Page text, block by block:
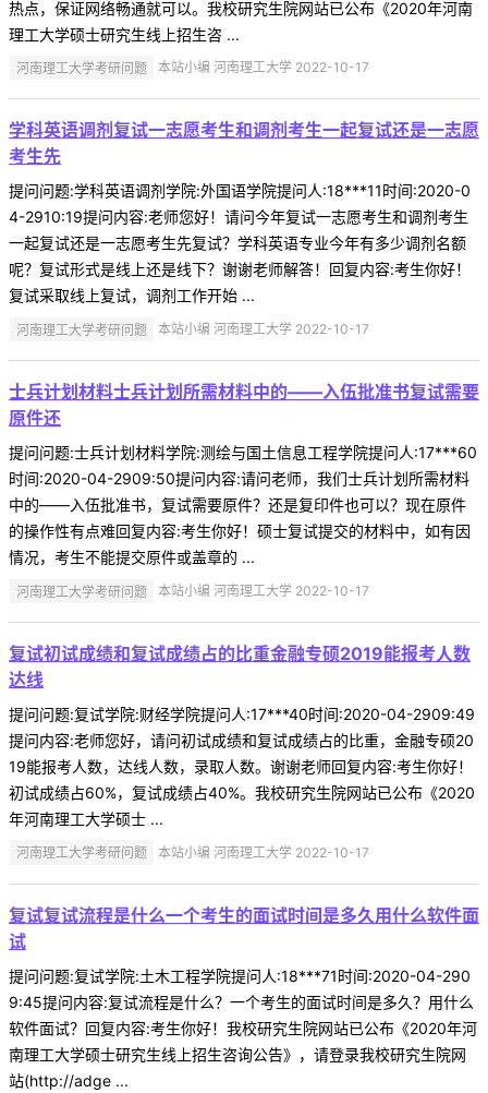
热点，保证网络畅通就可以。我校研究生院网站已公布《2020年河南
理工大学硕士研究生线上招生咨 ...
河南理工大学考研问题 本站小编 河南理工大学 2022-10-17
学科英语调剂复试一志愿考生和调剂考生一起复试还是一志愿
考生先
提问问题:学科英语调剂学院:外国语学院提问人:18***11时间:2020-0
4-2910:19提问内容:老师您好！请问今年复试一志愿考生和调剂考生
一起复试还是一志愿考生先复试？学科英语专业今年有多少调剂名额
呢？复试形式是线上还是线下？谢谢老师解答！回复内容:考生你好！
复试采取线上复试，调剂工作开始 ...
河南理工大学考研问题 本站小编 河南理工大学 2022-10-17
士兵计划材料士兵计划所需材料中的——入伍批准书复试需要
原件还
提问问题:士兵计划材料学院:测绘与国土信息工程学院提问人:17***60
时间:2020-04-2909:50提问内容:请问老师，我们士兵计划所需材料
中的——入伍批准书，复试需要原件？还是复印件也可以？现在原件
的操作性有点难回复内容:考生你好！硕士复试提交的材料中，如有因
情况，考生不能提交原件或盖章的 ...
河南理工大学考研问题 本站小编 河南理工大学 2022-10-17
复试初试成绩和复试成绩占的比重金融专硕2019能报考人数
达线
提问问题:复试学院:财经学院提问人:17***40时间:2020-04-2909:49
提问内容:老师您好，请问初试成绩和复试成绩占的比重，金融专硕20
19能报考人数，达线人数，录取人数。谢谢老师回复内容:考生你好！
初试成绩占60%，复试成绩占40%。我校研究生院网站已公布《2020
年河南理工大学硕士 ...
河南理工大学考研问题 本站小编 河南理工大学 2022-10-17
复试复试流程是什么一个考生的面试时间是多久用什么软件面
试
提问问题:复试学院:土木工程学院提问人:18***71时间:2020-04-290
9:45提问内容:复试流程是什么？一个考生的面试时间是多久？用什么
软件面试？回复内容:考生你好！我校研究生院网站已公布《2020年河
南理工大学硕士研究生线上招生咨询公告》，请登录我校研究生院网
站(http://adge ...